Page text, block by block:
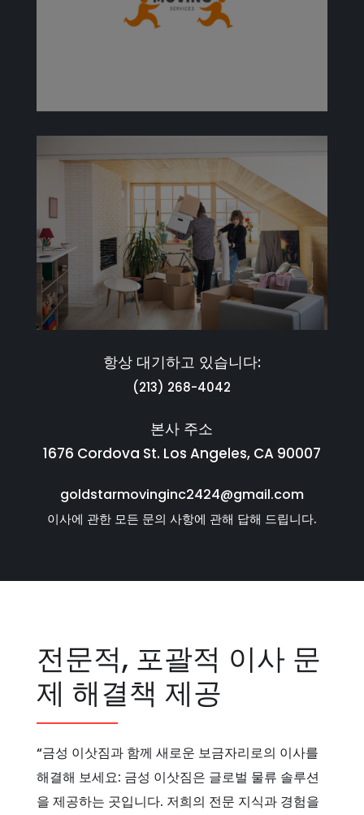
항상 대기하고 있습니다:
(213) 268-4042
본사 주소
1676 Cordova St. Los Angeles, CA 90007
goldstarmovinginc2424@gmail.com
이사에 관한 모든 문의 사항에 관해 답해 드립니다.
전문적, 포괄적 이사 문
제 해결책 제공
“금성 이삿짐과 함께 새로운 보금자리로의 이사를
해결해 보세요: 금성 이삿짐은 글로벌 물류 솔루션
을 제공하는 곳입니다. 저희의 전문 지식과 경험을